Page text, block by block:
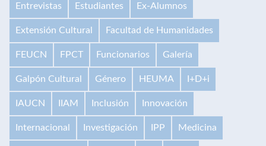
Entrevistas Estudiantes Ex-Alumnos
Extensión Cultural Facultad de Humanidades
FEUCN FPCT Funcionarios Galería
Galpón Cultural Género HEUMA I+D+i
IAUCN IIAM Inclusión Innovación
Internacional Investigación IPP Medicina